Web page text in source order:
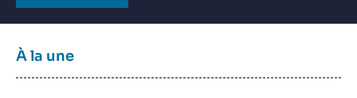
Titre
bloc
À la une